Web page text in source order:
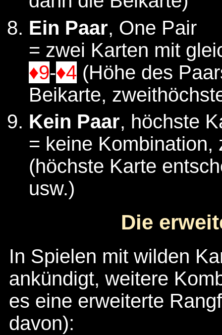
Ein Paar, One Pair
= zwei Karten mit
♦9-♦4 (Höhe des
Beikarte,
Kein Paar, höchste
= keine
(höchste Karte
usw.)
Die
In Spielen mit wilden
ankündigt, weitere
es eine erweiterte
davon):